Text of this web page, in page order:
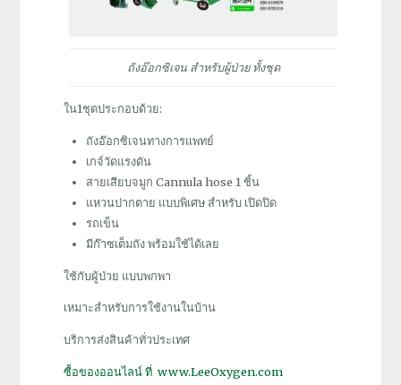
ถังอ๊อกซิเจน สำหรับผู้ป่วย ทั้งชุด
ใน1ชุดประกอบด้วย:
ถังอ๊อกซิเจนทางการแพทย์
เกจ์วัดแรงดัน
สายเสียบจมูก Cannula hose 1 ชิ้น
แหวนปากตาย แบบพิเศษ สำหรับ เปิดปิด
รถเข็น
มีก๊าซเต็มถัง พร้อมใช้ได้เลย
ใช้กับผู้ป่วย แบบพกพา
เหมาะสำหรับการใช้งานในบ้าน
บริการส่งสินค้าทั่วประเทศ
ซื้อของออนไลน์ ที่ www.LeeOxygen.com